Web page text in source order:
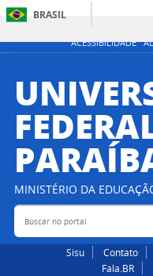
ACESSIBILIDADE
BRASIL
MINISTÉRIO DA
Buscar no portal
Sisu Contato
Fala.BR